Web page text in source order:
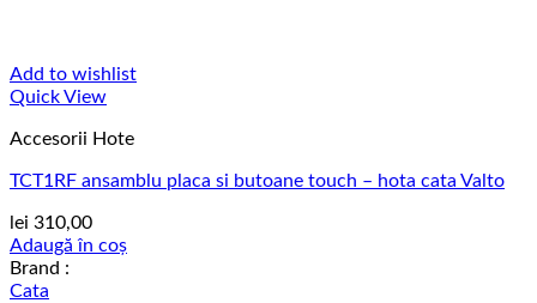
Add to wishlist
Quick View
Accesorii Hote
TCT1RF ansamblu placa si butoane touch – hota cata Valto
lei 310,00
Adaugă în coș
Brand :
Cata